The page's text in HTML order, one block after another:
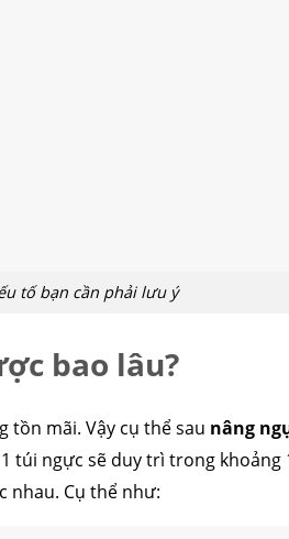
tố bạn cần phải lưu ý
bao lâu?
tồn mãi. Vậy cụ thể sau nâng
túi ngực sẽ duy trì trong
nhau. Cụ thể như: